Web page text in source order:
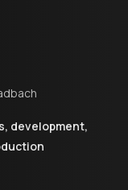
development,